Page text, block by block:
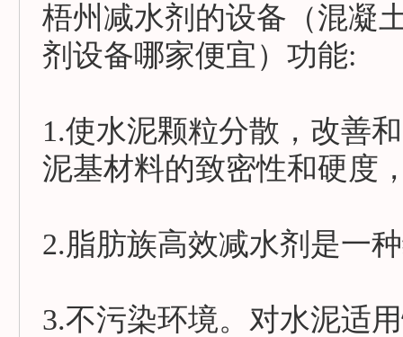
梧州减水剂的设备（混凝
剂设备哪家便宜）功能:
1.使水泥颗粒分散，改善
泥基材料的致密性和硬度
2.脂肪族高效减水剂是一
3.不污染环境。对水泥适